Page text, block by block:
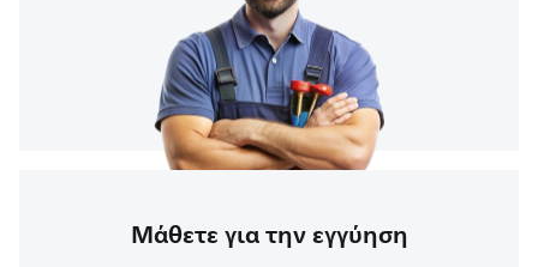
Μάθετε για την εγγύηση